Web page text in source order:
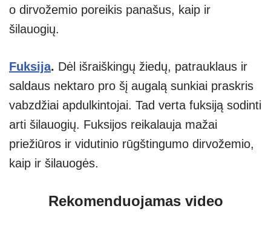
o dirvožemio poreikis panašus, kaip ir
šilauogių.
Fuksija. Dėl išraiškingų žiedų, patrauklaus ir
saldaus nektaro pro šį augalą sunkiai praskris
vabzdžiai apdulkintojai. Tad verta fuksiją sodinti
arti šilauogių. Fuksijos reikalauja mažai
priežiūros ir vidutinio rūgštingumo dirvožemio,
kaip ir šilauogės.
Rekomenduojamas video